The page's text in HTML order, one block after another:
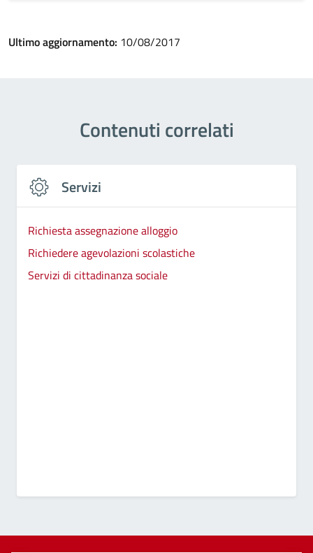
Ultimo aggiornamento: 10/08/2017
Contenuti correlati
Servizi
Richiesta assegnazione alloggio
Richiedere agevolazioni scolastiche
Servizi di cittadinanza sociale